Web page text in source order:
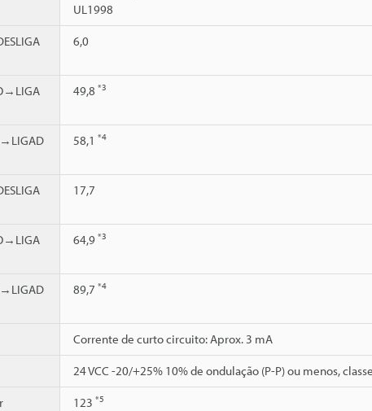
UL1998
6,0
49,8 *3
58,1 *4
17,7
64,9 *3
89,7 *4
Corrente de curto circuito: Aprox. 3 mA
24 VCC -20/+25% 10% de ondulação (P-P) ou menos,
123 *5